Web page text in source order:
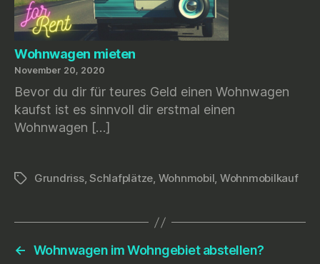
Wohnwagen mieten
November 20, 2020
Bevor du dir für teures Geld einen Wohnwagen
kaufst ist es sinnvoll dir erstmal einen
Wohnwagen […]
Schlagwörter
Grundriss,Schlafplätze, Wohnmobil, Wohnmobilkauf
← Wohnwagen im Wohngebiet abstellen?